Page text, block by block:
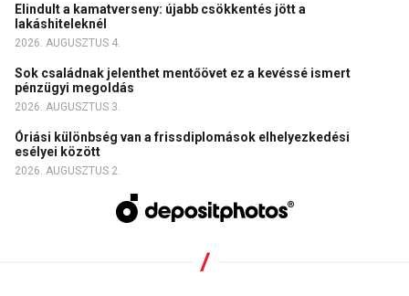
Elindult a kamatverseny: újabb csökkentés jött a
lakáshiteleknél
2026. AUGUSZTUS 4.
Sok családnak jelenthet mentőövet ez a kevéssé ismert
pénzügyi megoldás
2026. AUGUSZTUS 3.
Óriási különbség van a frissdiplomások elhelyezkedési
esélyei között
2026. AUGUSZTUS 2.